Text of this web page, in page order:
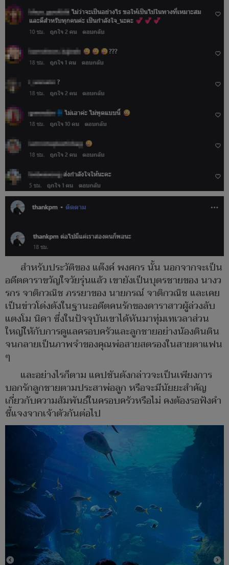
สำหรับประวัติของ แต๊งค์ พงศกร นั้น นอกจากจะเป็น
อดีตดาราขวัญใจวัยรุ่นแล้ว เขายังเป็นบุตรชายของ นางว
รกร จาติกวณิช ภรรยาของ นายกรณ์ จาติกวณิช และเคย
เป็นข่าวโด่งดังในฐานะอดีตคนรักของดาราสาวผู้ล่วงลับ
แตงโม นิดา ซึ่งในปัจจุบันเขาได้หันมาทุ่มเทเวลาส่วน
ใหญ่ให้กับการดูแลครอบครัวและลูกชายอย่างน้องตินติน
จนกลายเป็นภาพจำของคุณพ่อสายสตรองในสายตาแฟน
ๆ
และอย่างไรก็ตาม แคปชันดังกล่าวจะเป็นเพียงการ
บอกรักลูกชายตามประสาพ่อลูก หรือจะมีนัยยะสำคัญ
เกี่ยวกับความสัมพันธ์ในครอบครัวหรือไม่ คงต้องรอฟังคำ
ชี้แจงจากเจ้าตัวกันต่อไป